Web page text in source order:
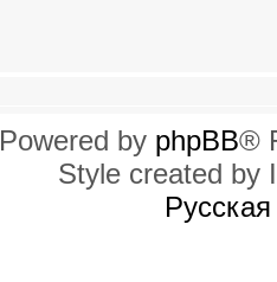
Powered by phpBB®
Style created by